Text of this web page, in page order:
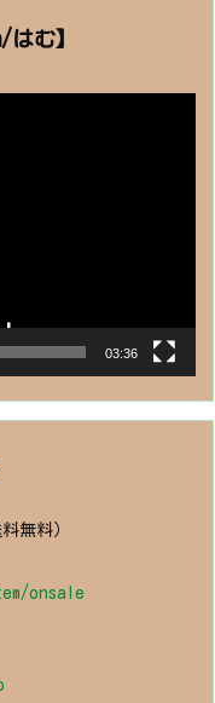
はむ】
03:36
無料）
onsale